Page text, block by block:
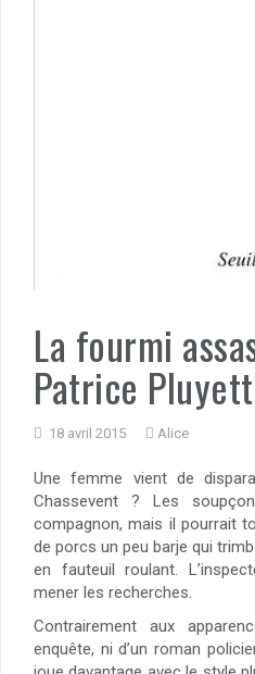
La fourmi
Patrice
18 avril 2015 Alice
Une femme vient de
Chassevent ? Les
compagnon, mais il pourrait
de porcs un peu barje qui
en fauteuil roulant.
mener les recherches.
Contrairement aux
enquête, ni d’un roman